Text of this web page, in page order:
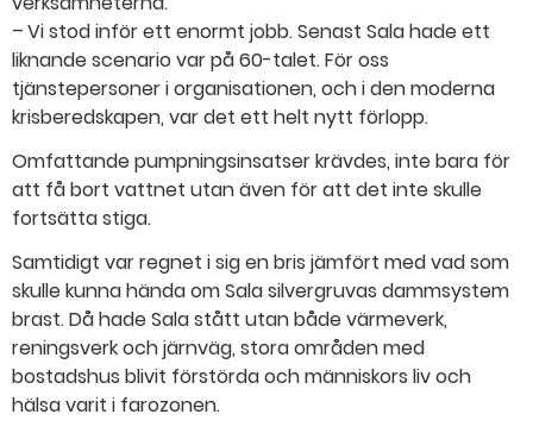
– Vi stod inför ett enormt jobb. Senast Sala hade ett
liknande scenario var på 60-talet. För oss
tjänstepersoner i organisationen, och i den moderna
krisberedskapen, var det ett helt nytt förlopp.
Omfattande pumpningsinsatser krävdes, inte bara för
att få bort vattnet utan även för att det inte skulle
fortsätta stiga.
Samtidigt var regnet i sig en bris jämfört med vad som
skulle kunna hända om Sala silvergruvas dammsystem
brast. Då hade Sala stått utan både värmeverk,
reningsverk och järnväg, stora områden med
bostadshus blivit förstörda och människors liv och
hälsa varit i farozonen.